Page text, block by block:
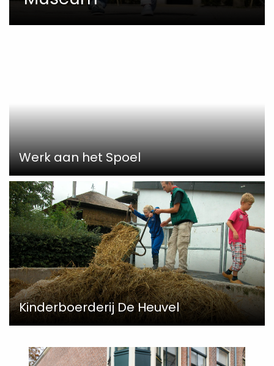
Werk aan het Spoel
Kinderboerderij De Heuvel
Read